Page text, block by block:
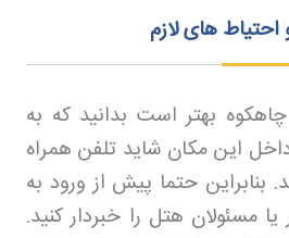
های لازم
بهتر است بدانید که به
این مکان شاید تلفن همراه
بنابراین حتما پیش از ورود به
یا مسئولان هتل را خبردار کنید.